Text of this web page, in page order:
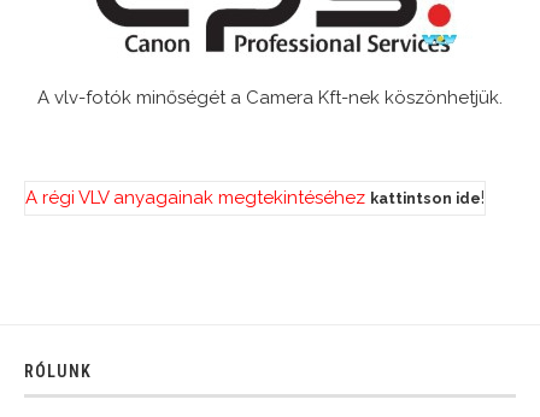
A vlv-fotók minőségét a Camera Kft-nek köszönhetjük.
A régi VLV anyagainak megtekintéséhez kattintson ide!
RÓLUNK